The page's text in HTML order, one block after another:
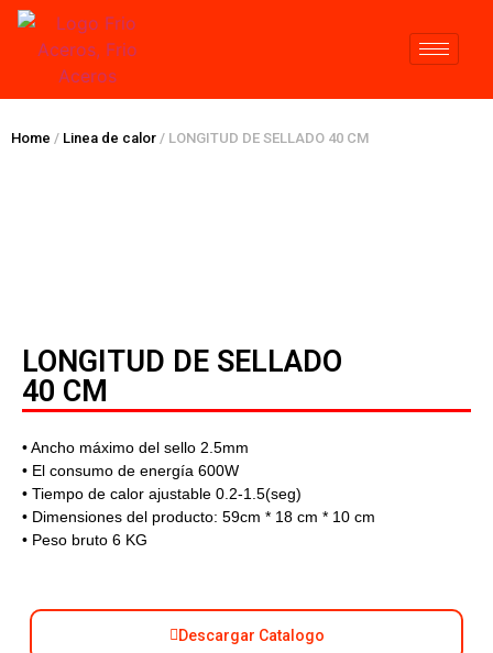
Home / Linea de calor / LONGITUD DE SELLADO 40 CM
LONGITUD DE SELLADO
40 CM
• Ancho máximo del sello 2.5mm
• El consumo de energía 600W
• Tiempo de calor ajustable 0.2-1.5(seg)
• Dimensiones del producto: 59cm * 18 cm * 10 cm
• Peso bruto 6 KG
Descargar Catalogo